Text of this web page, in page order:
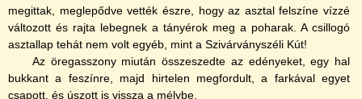
megittak, meglepődve vették észre, hogy az asztal felszí­ne ví­zzé
változott és rajta lebegnek a tányérok meg a poharak. A csillogó
asztallap tehát nem volt egyéb, mint a Szivárványszéli Kút!
Az öregasszony miután összeszedte az edényeket, egy hal
bukkant a feszí­nre, majd hirtelen megfordult, a farkával egyet
csapott, és úszott is vissza a mélybe.